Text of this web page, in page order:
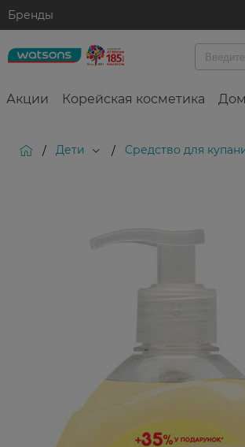
Бренды
Акции Корейская косметика Дом
/ Дети / Cредство для